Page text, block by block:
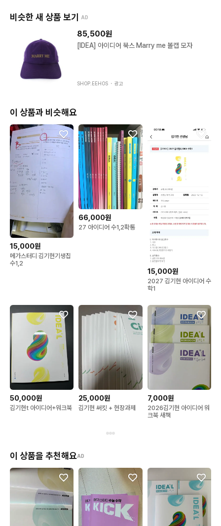
비슷한 새 상품 보기 AD
85,500원
[IDEA] 아이디어 북스 Marry me 볼캡 모자
SHOP.EEHOS ・ 광고
이 상품과 비슷해요
15,000원
메가스터디 김기현기생집
수1,2
66,000원
27 아이디어 수1,2확통
15,000원
2027 김기현 아이디어 수
학1
50,000원
김기현t 아이디어+워크북
25,000원
김기현 써킷 + 현장과제
7,000원
2026김기현 아이디어 워
크북 새책
이 상품을 추천해요AD